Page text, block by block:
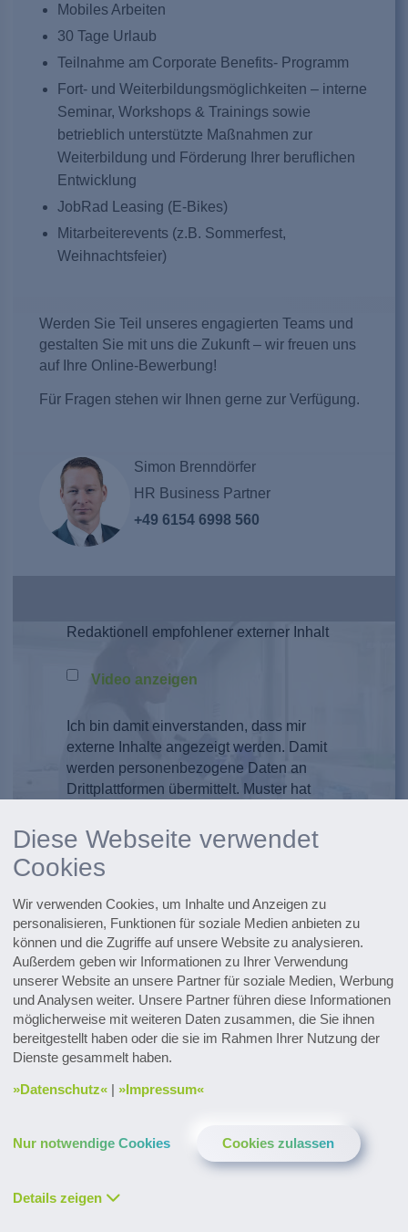
Diese Webseite verwendet
Cookies
Wir verwenden Cookies, um Inhalte und Anzeigen zu
personalisieren, Funktionen für soziale Medien anbieten zu
können und die Zugriffe auf unsere Website zu analysieren.
Außerdem geben wir Informationen zu Ihrer Verwendung
unserer Website an unsere Partner für soziale Medien, Werbung
und Analysen weiter. Unsere Partner führen diese Informationen
möglicherweise mit weiteren Daten zusammen, die Sie ihnen
bereitgestellt haben oder die sie im Rahmen Ihrer Nutzung der
Dienste gesammelt haben.
Datenschutz | Impressum
Details zeigen
Nur notwendige Cookies Cookies zulassen
Mobiles Arbeiten
30 Tage Urlaub
Teilnahme am Corporate Benefits- Programm
Fort- und Weiterbildungsmöglichkeiten – interne
Seminar, Workshops & Trainings sowie
betrieblich unterstützte Maßnahmen zur
Weiterbildung und Förderung Ihrer beruflichen
Entwicklung
JobRad Leasing (E-Bikes)
Mitarbeiterevents (z.B. Sommerfest,
Weihnachtsfeier)
Werden Sie Teil unseres engagierten Teams und
gestalten Sie mit uns die Zukunft – wir freuen uns
auf Ihre Online-Bewerbung!
Für Fragen stehen wir Ihnen gerne zur Verfügung.
Simon Brenndörfer
HR Business Partner
+49 6154 6998 560
Redaktionell empfohlener externer Inhalt
Video anzeigen
Ich bin damit einverstanden, dass mir
externe Inhalte angezeigt werden. Damit
werden personenbezogene Daten an
Drittplattformen übermittelt. Muster hat
lesen Sie in unserer
Datenschutzerklärung. Sie können die
Anzeige jederzeit wieder deaktivieren.
Datenschutz Impressum
LinkedIn